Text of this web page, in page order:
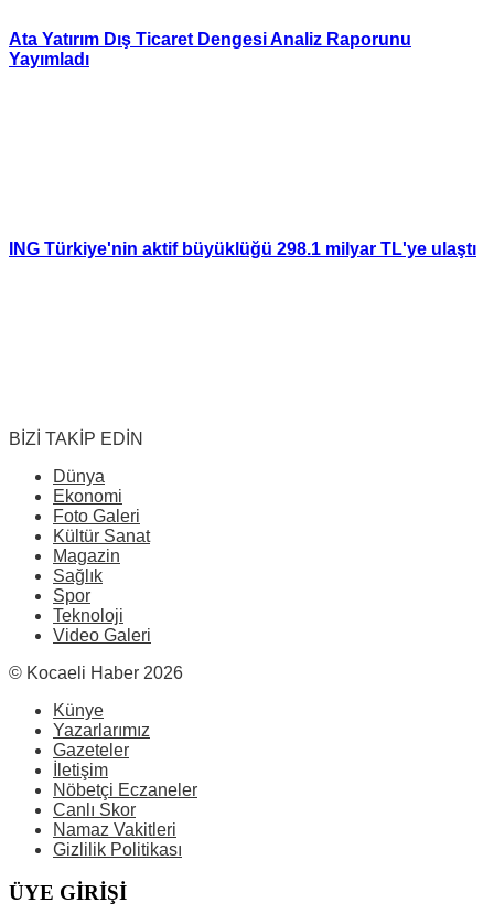
Ata Yatırım Dış Ticaret Dengesi Analiz Raporunu
Yayımladı
ING Türkiye'nin aktif büyüklüğü 298.1 milyar TL'ye ulaştı
BİZİ TAKİP EDİN
Dünya
Ekonomi
Foto Galeri
Kültür Sanat
Magazin
Sağlık
Spor
Teknoloji
Video Galeri
© Kocaeli Haber 2026
Künye
Yazarlarımız
Gazeteler
İletişim
Nöbetçi Eczaneler
Canlı Skor
Namaz Vakitleri
Gizlilik Politikası
ÜYE GİRİŞİ